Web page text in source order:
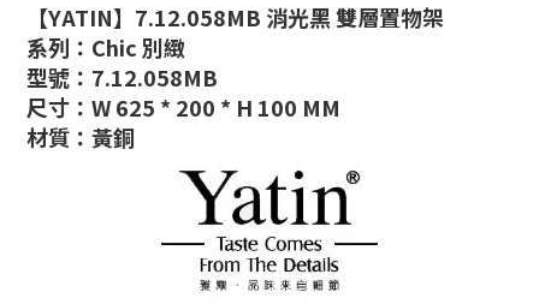
【YATIN】7.12.058MB 消光黑 雙層置物架
系列：Chic 別緻
型號：7.12.058MB
尺寸：W 625 * 200 * H 100 MM
材質：黃銅